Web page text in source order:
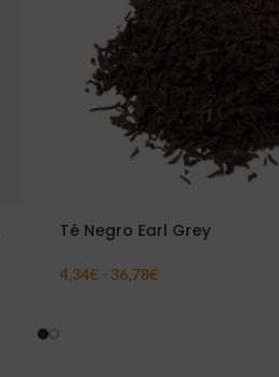
Té Negro Earl Grey
4,34€ - 36,78€